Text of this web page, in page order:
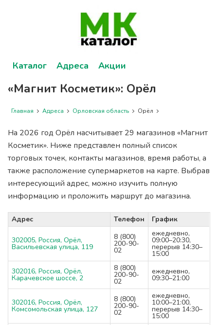
Каталог Адреса Акции
«Магнит Косметик»: Орёл
Главная Адреса Орловская область Орёл
На 2026 год Орёл насчитывает 29 магазинов «Магнит
Косметик». Ниже представлен полный список
торговых точек, контакты магазинов, время работы, а
также расположение супермаркетов на карте. Выбрав
интересующий адрес, можно изучить полную
информацию и проложить маршрут до магазина.
Адрес Телефон График
302005, Россия, Орёл,
Васильевская улица, 119
8 (800)
200-90-
02
ежедневно,
09:00–20:30,
перерыв 14:30–
15:00
302016, Россия, Орёл,
Карачевское шоссе, 2
8 (800)
200-90-
02
ежедневно,
09:30–21:00
302016, Россия, Орёл,
Комсомольская улица, 127
8 (800)
200-90-
02
ежедневно,
10:00–21:00,
перерыв 14:30–
15:00